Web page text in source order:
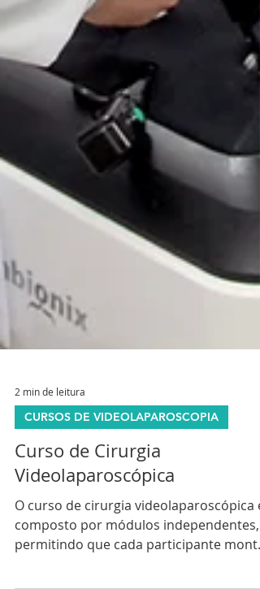
2 min de leitura
CURSOS DE VIDEOLAPAROSCOPIA
Curso de Cirurgia